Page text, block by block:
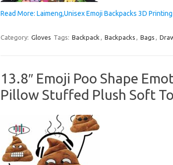
Read More: Laimeng,Unisex Emoji Backpacks 3D
Category: Gloves Tags: Backpack , Backpacks , Bags ,
13.8″ Emoji Poo Shape
Pillow Stuffed Plush Soft